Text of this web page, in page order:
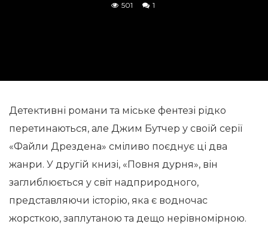
501 1
Детективні романи та міське фентезі рідко
перетинаються, але Джим Бутчер у своїй серії
«Файли Дрездена» сміливо поєднує ці два
жанри. У другій книзі, «Повня дурня», він
заглиблюється у світ надприродного,
представляючи історію, яка є водночас
жорсткою, заплутаною та дещо нерівномірною.